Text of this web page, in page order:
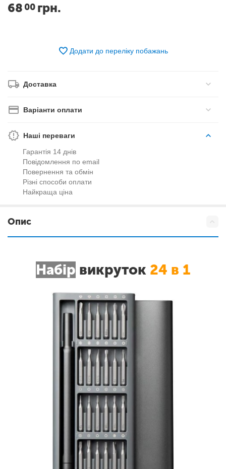
68 00 грн.
Додати до переліку побажань
Доставка
Варіанти оплати
Наші переваги
Гарантія 14 днів
Повідомлення по email
Повернення та обмін
Різні способи оплати
Найкраща ціна
Опис
Набір викруток 24 в 1